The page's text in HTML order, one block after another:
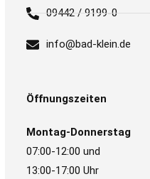
09442 / 9199-0
info@bad-klein.de
Öffnungszeiten
Montag-Donnerstag
07:00-12:00 und
13:00-17:00 Uhr